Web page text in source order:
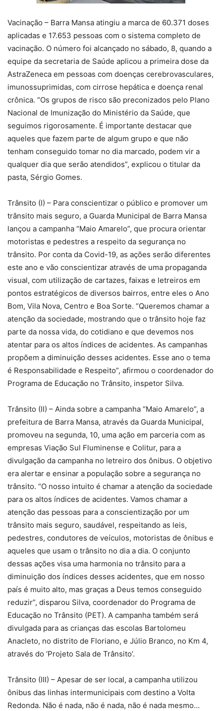
Vacinação – Barra Mansa atingiu a marca de 60.371 doses
aplicadas e 17.653 pessoas com o sistema completo de
vacinação. O número foi alcançado no sábado, 8, quando a
equipe da secretaria de Saúde aplicou a primeira dose da
AstraZeneca em pessoas com doenças cerebrovasculares,
imunossuprimidas, com cirrose hepática e doença renal
crônica. “Os grupos de risco são preconizados pelo Plano
Nacional de Imunização do Ministério da Saúde, que
seguimos rigorosamente. É importante destacar que
aqueles que fazem parte de algum grupo e que não
tenham conseguido tomar no dia marcado, podem vir a
qualquer dia que serão atendidos”, explicou o titular da
pasta, Sérgio Gomes.
Trânsito (I) – Para conscientizar o público e promover um
trânsito mais seguro, a Guarda Municipal de Barra Mansa
lançou a campanha “Maio Amarelo”, que procura orientar
motoristas e pedestres a respeito da segurança no
trânsito. Por conta da Covid-19, as ações serão diferentes
este ano e vão conscientizar através de uma propaganda
visual, com utilização de cartazes, faixas e letreiros em
pontos estratégicos de diversos bairros, entre eles o Ano
Bom, Vila Nova, Centro e Boa Sorte. “Queremos chamar a
atenção da sociedade, mostrando que o trânsito hoje faz
parte da nossa vida, do cotidiano e que devemos nos
atentar para os altos índices de acidentes. As campanhas
propõem a diminuição desses acidentes. Esse ano o tema
é Responsabilidade e Respeito”, afirmou o coordenador do
Programa de Educação no Trânsito, inspetor Silva.
Trânsito (II) – Ainda sobre a campanha “Maio Amarelo”, a
prefeitura de Barra Mansa, através da Guarda Municipal,
promoveu na segunda, 10, uma ação em parceria com as
empresas Viação Sul Fluminense e Colitur, para a
divulgação da campanha no letreiro dos ônibus. O objetivo
era alertar e ensinar a população sobre a segurança no
trânsito. “O nosso intuito é chamar a atenção da sociedade
para os altos índices de acidentes. Vamos chamar a
atenção das pessoas para a conscientização por um
trânsito mais seguro, saudável, respeitando as leis,
pedestres, condutores de veículos, motoristas de ônibus e
aqueles que usam o trânsito no dia a dia. O conjunto
dessas ações visa uma harmonia no trânsito para a
diminuição dos índices desses acidentes, que em nosso
país é muito alto, mas graças a Deus temos conseguido
reduzir”, disparou Silva, coordenador do Programa de
Educação no Trânsito (PET). A campanha também será
divulgada para as crianças das escolas Bartolomeu
Anacleto, no distrito de Floriano, e Júlio Branco, no Km 4,
através do ‘Projeto Sala de Trânsito’.
Trânsito (III) – Apesar de ser local, a campanha utilizou
ônibus das linhas intermunicipais com destino a Volta
Redonda. Não é nada, não é nada, não é nada mesmo…